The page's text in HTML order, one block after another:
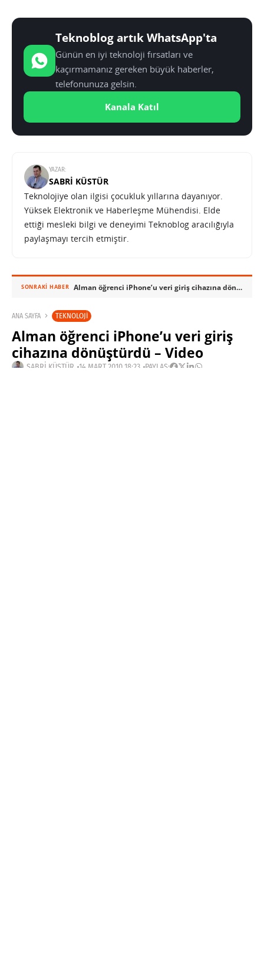
Teknoblog artık WhatsApp'ta
Günün en iyi teknoloji fırsatları ve
kaçırmamanız gereken büyük haberler,
telefonunuza gelsin.
Kanala Katıl
YAZAR:
SABRI KÜSTÜR
Teknolojiye olan ilgisi çocukluk yıllarına dayanıyor.
Yüksek Elektronik ve Haberleşme Mühendisi. Elde
ettiği mesleki bilgi ve deneyimi Teknoblog aracılığıyla
paylaşmayı tercih etmiştir.
SONRAKI HABER Alman öğrenci iPhone’u veri giriş cihazına dönüştürdü – Video
ANA SAYFA TEKNOLOJI
Alman öğrenci iPhone’u veri giriş
cihazına dönüştürdü – Video
SABRI KÜSTÜR 14 MART 2010 18:23 PAYLAŞ: